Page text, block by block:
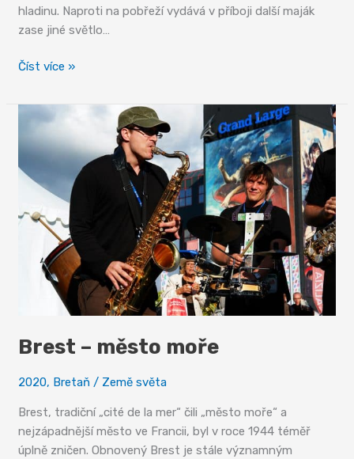
hladinu. Naproti na pobřeží vydává v příboji další maják
zase jiné světlo…
Katedrály
Číst více »
Brest – město moře
2020, Bretaň / Země světa
Brest, tradiční „cité de la mer“ čili „město moře“ a
nejzápadnější město ve Francii, byl v roce 1944 téměř
úplně zničen. Obnovený Brest je stále významným